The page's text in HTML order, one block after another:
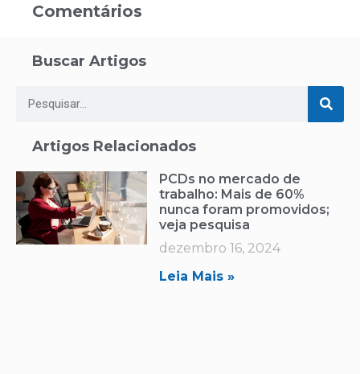
Comentários
Buscar Artigos
Artigos Relacionados
PCDs no mercado de
trabalho: Mais de 60%
nunca foram promovidos;
veja pesquisa
dezembro 16, 2024
Leia Mais »